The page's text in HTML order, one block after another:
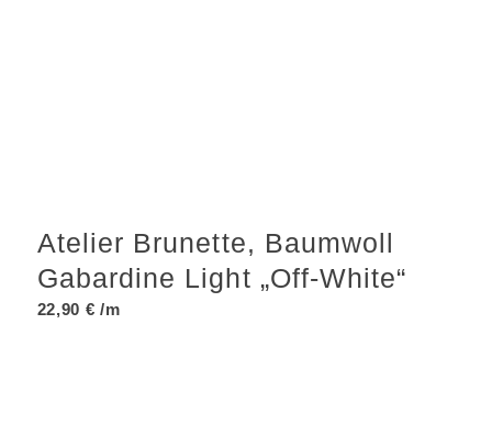
Atelier Brunette, Baumwoll
Gabardine Light „Off-White“
22,90 € /m